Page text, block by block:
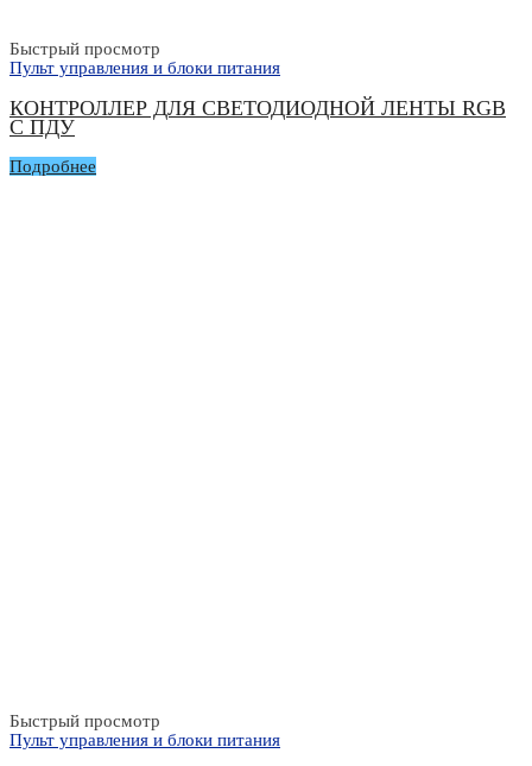
Быстрый просмотр
Пульт управления и блоки питания
КОНТРОЛЛЕР ДЛЯ СВЕТОДИОДНОЙ ЛЕНТЫ RGB
С ПДУ
Подробнее
Быстрый просмотр
Пульт управления и блоки питания